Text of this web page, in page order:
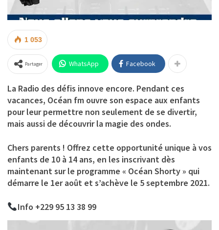
1 053
Partager WhatsApp Facebook
La Radio des défis innove encore. Pendant ces
vacances, Océan fm ouvre son espace aux enfants
pour leur permettre non seulement de se divertir,
mais aussi de découvrir la magie des ondes.
Chers parents ! Offrez cette opportunité unique à vos
enfants de 10 à 14 ans, en les inscrivant dès
maintenant sur le programme « Océan Shorty » qui
démarre le 1er août et s’achève le 5 septembre 2021.
Info +229 95 13 38 99